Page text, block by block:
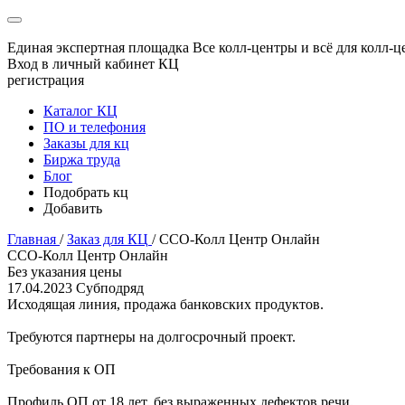
Единая экспертная площадка Все колл-центры и всё для колл-
Вход в личный кабинет КЦ
регистрация
Каталог КЦ
ПО и телефония
Заказы для кц
Биржа труда
Блог
Подобрать кц
Добавить
Главная / Заказ для КЦ / ССО-Колл Центр Онлайн
ССО-Колл Центр Онлайн
Без указания цены
17.04.2023 Субподряд
Исходящая линия, продажа банковских продуктов.
Требуются партнеры на долгосрочный проект.
Требования к ОП
Профиль ОП от 18 лет, без выраженных дефектов речи.